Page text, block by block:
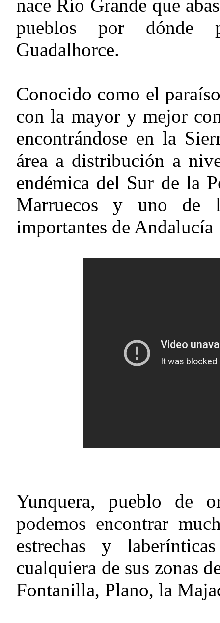
nace Río Grande que
pueblos por dónde
Guadalhorce.
Conocido como el
con la mayor y mejor
encontrándose en la
área a distribución a
endémica del Sur de la
Marruecos y uno de
importantes de Andalucía
Yunquera, pueblo de
podemos encontrar
estrechas y
cualquiera de sus zonas
Fontanilla, Plano, la